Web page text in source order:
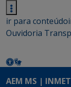
ir para conteúdo
Ouvidoria
AEM MS |